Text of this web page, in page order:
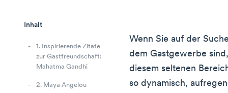
Inhalt
1. Inspirierende Zitate
zur Gastfreundschaft:
Mahatma Gandhi
2. Maya Angelou
Wenn Sie auf der
dem Gastgewerbe
diesem seltenen
so dynamisch,